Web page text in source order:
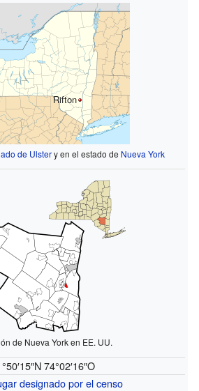
Rifton
de Ulstery en el estado de Nueva York
de Nueva York en EE. UU.
74°02′16″O
designado por el censo